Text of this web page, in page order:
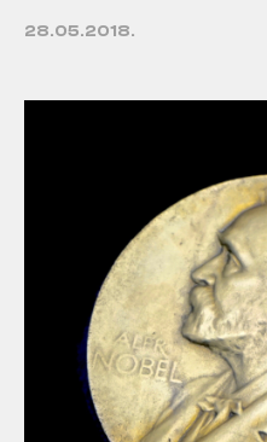
28.05.2018.